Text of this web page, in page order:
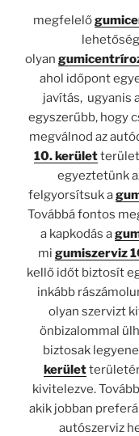
megfelelő
olyan
ahol időpont
javítás, ugyanis
egyszerűbb, hogy
megválnod az
10. kerület
egyeztetünk
felgyorsítsuk a
Továbbá fontos
a kapkodás a
mi gumiszerviz
kellő időt biztosít
inkább
olyan szervizt
önbizalommal
biztosak
kerület
kivitelezve.
akik jobban
autószerviz